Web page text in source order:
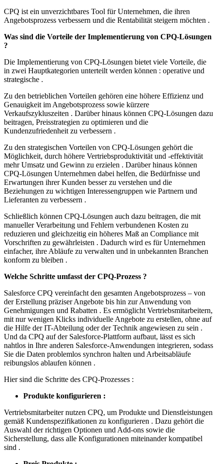
CPQ ist ein unverzichtbares Tool für Unternehmen, die ihren
Angebotsprozess verbessern und die Rentabilität steigern möchten .
Was sind die Vorteile der Implementierung von CPQ-Lösungen
?
Die Implementierung von CPQ-Lösungen bietet viele Vorteile, die
in zwei Hauptkategorien unterteilt werden können : operative und
strategische .
Zu den betrieblichen Vorteilen gehören eine höhere Effizienz und
Genauigkeit im Angebotsprozess sowie kürzere
Verkaufszykluszeiten . Darüber hinaus können CPQ-Lösungen dazu
beitragen, Preisstrategien zu optimieren und die
Kundenzufriedenheit zu verbessern .
Zu den strategischen Vorteilen von CPQ-Lösungen gehört die
Möglichkeit, durch höhere Vertriebsproduktivität und -effektivität
mehr Umsatz und Gewinn zu erzielen . Darüber hinaus können
CPQ-Lösungen Unternehmen dabei helfen, die Bedürfnisse und
Erwartungen ihrer Kunden besser zu verstehen und die
Beziehungen zu wichtigen Interessengruppen wie Partnern und
Lieferanten zu verbessern .
Schließlich können CPQ-Lösungen auch dazu beitragen, die mit
manueller Verarbeitung und Fehlern verbundenen Kosten zu
reduzieren und gleichzeitig ein höheres Maß an Compliance mit
Vorschriften zu gewährleisten . Dadurch wird es für Unternehmen
einfacher, ihre Abläufe zu verwalten und in unbekannten Branchen
konform zu bleiben .
Welche Schritte umfasst der CPQ-Prozess ?
Salesforce CPQ vereinfacht den gesamten Angebotsprozess – von
der Erstellung präziser Angebote bis hin zur Anwendung von
Genehmigungen und Rabatten . Es ermöglicht Vertriebsmitarbeitern,
mit nur wenigen Klicks individuelle Angebote zu erstellen, ohne auf
die Hilfe der IT-Abteilung oder der Technik angewiesen zu sein .
Und da CPQ auf der Salesforce-Plattform aufbaut, lässt es sich
nahtlos in Ihre anderen Salesforce-Anwendungen integrieren, sodass
Sie die Daten problemlos synchron halten und Arbeitsabläufe
reibungslos ablaufen können .
Hier sind die Schritte des CPQ-Prozesses :
Produkte konfigurieren :
Vertriebsmitarbeiter nutzen CPQ, um Produkte und Dienstleistungen
gemäß Kundenspezifikationen zu konfigurieren . Dazu gehört die
Auswahl der richtigen Optionen und Add-ons sowie die
Sicherstellung, dass alle Konfigurationen miteinander kompatibel
sind .